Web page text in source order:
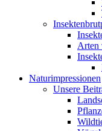
Arten
Naturimpressionen
Unsere